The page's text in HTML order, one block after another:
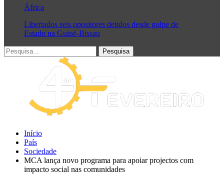
África
Libertados seis opositores detidos desde golpe de
Estado na Guiné-Bissau
Início
País
Sociedade
MCA lança novo programa para apoiar projectos com
impacto social nas comunidades